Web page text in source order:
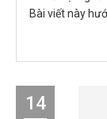
Bài viết này
14